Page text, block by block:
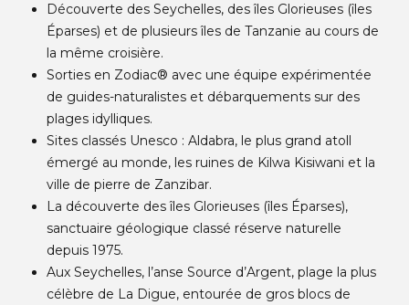
Découverte des Seychelles, des îles Glorieuses (îles
Éparses) et de plusieurs îles de Tanzanie au cours de
la même croisière.
Sorties en Zodiac® avec une équipe expérimentée
de guides-naturalistes et débarquements sur des
plages idylliques.
Sites classés Unesco : Aldabra, le plus grand atoll
émergé au monde, les ruines de Kilwa Kisiwani et la
ville de pierre de Zanzibar.
La découverte des îles Glorieuses (îles Éparses),
sanctuaire géologique classé réserve naturelle
depuis 1975.
Aux Seychelles, l’anse Source d’Argent, plage la plus
célèbre de La Digue, entourée de gros blocs de